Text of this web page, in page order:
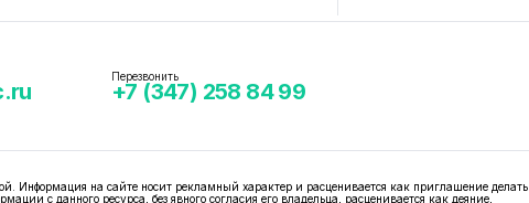
Перезвонить
+7 (347) 258 84 99
на сайте носит рекламный характер и расценивается как приглашение делать
с данного ресурса, без явного согласия его владельца, расценивается как деяние,